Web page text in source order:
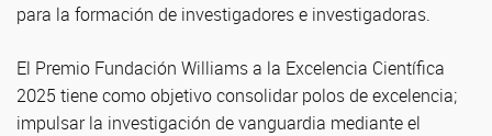
para la formación de investigadores e investigadoras.
El Premio Fundación Williams a la Excelencia Científica
2025 tiene como objetivo consolidar polos de excelencia;
impulsar la investigación de vanguardia mediante el